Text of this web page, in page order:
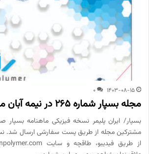
1403-08-15
0
مجله بسپار شماره 265 در نیمه آبان ماه منتشر شد
بسپار/ ایران پلیمر نسخه فیزیکی ماهنامه بسپار
مشترکین مجله از طریق پست سفارشی ارسال شد.